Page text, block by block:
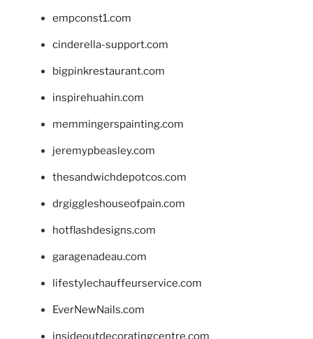
empconst1.com
cinderella-support.com
bigpinkrestaurant.com
inspirehuahin.com
memmingerspainting.com
jeremypbeasley.com
thesandwichdepotcos.com
drgiggleshouseofpain.com
hotflashdesigns.com
garagenadeau.com
lifestylechauffeurservice.com
EverNewNails.com
insideoutdecoratingcentre.com